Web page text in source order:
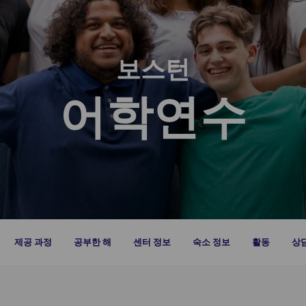
보스턴
어학연수
제공 과정 공부한 해 센터 정보 숙소 정보 활동 상